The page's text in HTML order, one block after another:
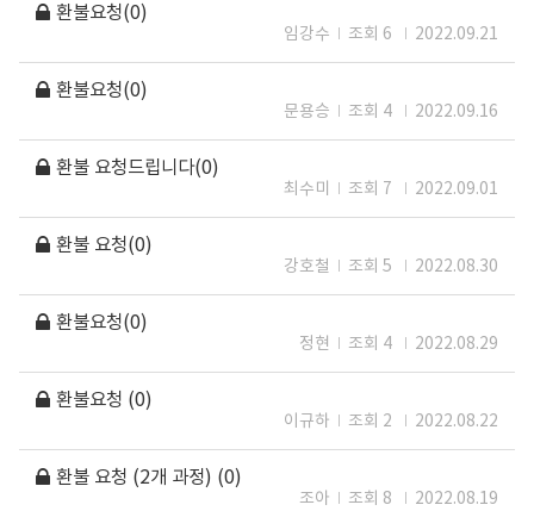
환불요청(0)
임강수 조회 6 2022.09.21
환불요청(0)
문용승 조회 4 2022.09.16
환불 요청드립니다(0)
최수미 조회 7 2022.09.01
환불 요청(0)
강호철 조회 5 2022.08.30
환불요청(0)
정현 조회 4 2022.08.29
환불요청 (0)
이규하 조회 2 2022.08.22
환불 요청 (2개 과정) (0)
조아 조회 8 2022.08.19